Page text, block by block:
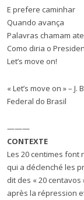
E prefere caminhar
Quando avança
Palavras chamam
Como diria o
Let’s move on!
« Let’s move on » –
Federal do Brasil
———
CONTEXTE
Les 20 centimes font
qui a déclenché les
dit des « 20
après la répression